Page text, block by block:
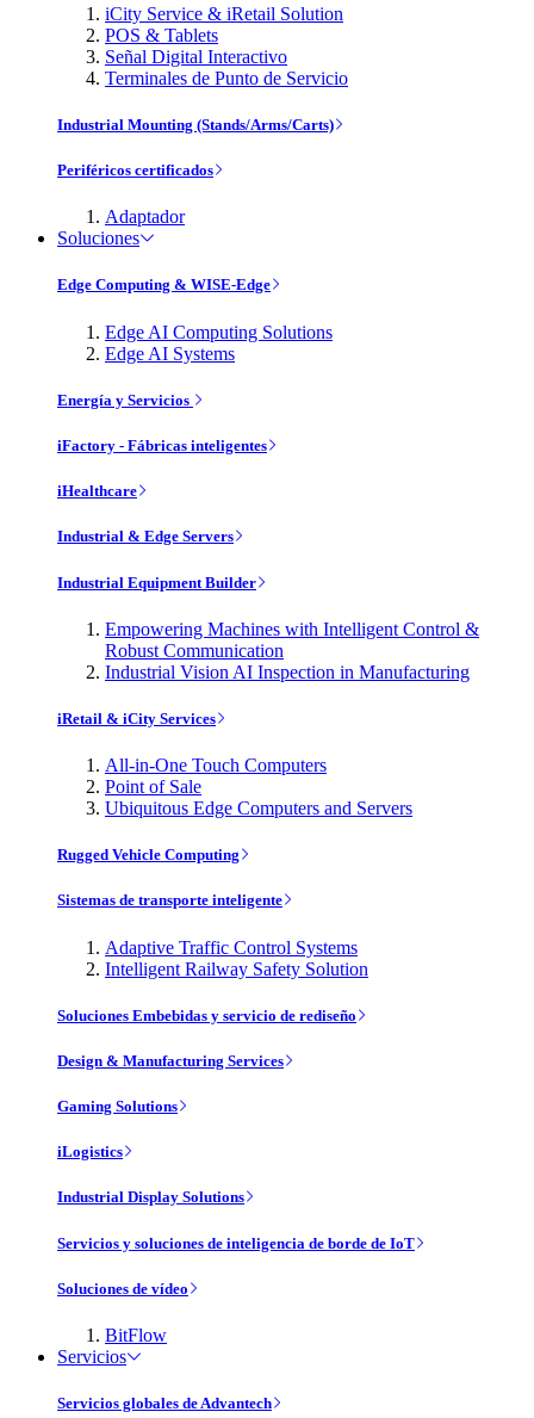
iCity Service & iRetail Solution
POS & Tablets
Señal Digital Interactivo
Terminales de Punto de Servicio
Industrial Mounting (Stands/Arms/Carts)
Periféricos certificados
Adaptador
Soluciones
Edge Computing & WISE-Edge
Edge AI Computing Solutions
Edge AI Systems
Energía y Servicios
iFactory - Fábricas inteligentes
iHealthcare
Industrial & Edge Servers
Industrial Equipment Builder
Empowering Machines with Intelligent Control &
Robust Communication
Industrial Vision AI Inspection in Manufacturing
iRetail & iCity Services
All-in-One Touch Computers
Point of Sale
Ubiquitous Edge Computers and Servers
Rugged Vehicle Computing
Sistemas de transporte inteligente
Adaptive Traffic Control Systems
Intelligent Railway Safety Solution
Soluciones Embebidas y servicio de rediseño
Design & Manufacturing Services
Gaming Solutions
iLogistics
Industrial Display Solutions
Servicios y soluciones de inteligencia de borde de IoT
Soluciones de vídeo
BitFlow
Servicios
Servicios globales de Advantech